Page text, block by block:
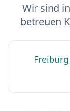
Wir sind
betreuen